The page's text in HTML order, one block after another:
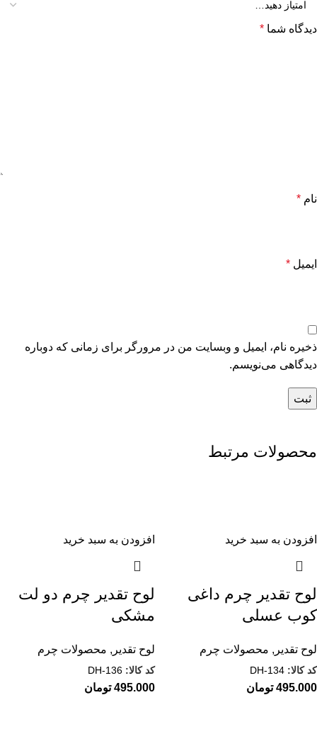
دیدگاه شما *
نام *
ایمیل *
ذخیره نام، ایمیل و وبسایت من در مرورگر برای زمانی که دوباره
دیدگاهی می‌نویسم.
محصولات مرتبط
افزودن به سبد خرید
لوح تقدیر چرم داغی
کوب عسلی
لوح تقدیر , محصولات چرم
کد کالا: DH-134
495.000 تومان
افزودن به سبد خرید
لوح تقدیر چرم دو لت
مشکی
لوح تقدیر , محصولات چرم
کد کالا: DH-136
495.000 تومان